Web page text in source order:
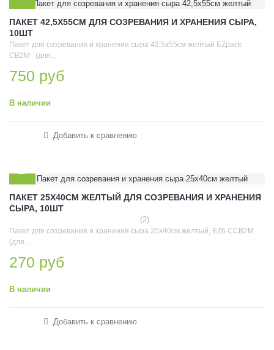
ПАКЕТ 42,5Х55СМ ДЛЯ СОЗРЕВАНИЯ И ХРАНЕНИЯ СЫРА,
10ШТ
Пакет для созревания и хранения сыра 42,5х55см желтый EZpack
СВ2М (для...
750 руб
В наличии
Добавить к сравнению
ПАКЕТ 25Х40СМ ЖЕЛТЫЙ ДЛЯ СОЗРЕВАНИЯ И ХРАНЕНИЯ
СЫРА, 10ШТ
(2)
Пакет для созревания и хранения сыра 25х40см желтый, EZ6 ССВ2М
(для...
270 руб
В наличии
Добавить к сравнению